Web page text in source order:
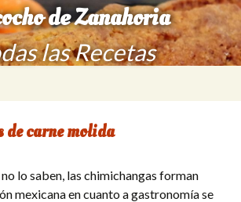
de Zanahoria
las Recetas
carne molida
lo saben, las chimichangas forman
mexicana en cuanto a gastronomía se